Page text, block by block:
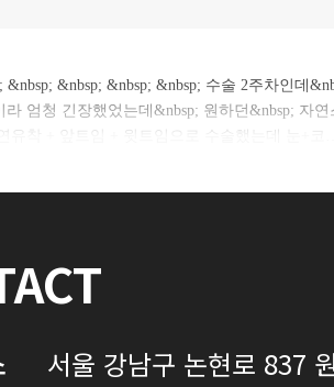
&nbsp; &nbsp; &nbsp; &nbsp; 수술 2주차인데
엄청 긴장했었는데&nbsp; 원하던&nbsp; 자
유착 + 앞트임 + 윗트임으로 수술했는데 눈+
서울 강남구 논현로 837